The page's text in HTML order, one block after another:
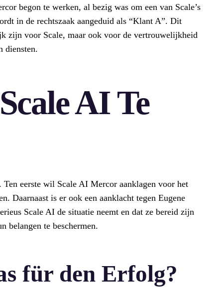
begon te werken, al bezig was om een van Scale’s
in de rechtszaak aangeduid als “Klant A”. Dit
zijn voor Scale, maar ook voor de vertrouwelijkheid
diensten.
AI Te
Ten eerste wil Scale AI Mercor aanklagen voor het
Daarnaast is er ook een aanklacht tegen Eugene
Scale AI de situatie neemt en dat ze bereid zijn
belangen te beschermen.
für den Erfolg?